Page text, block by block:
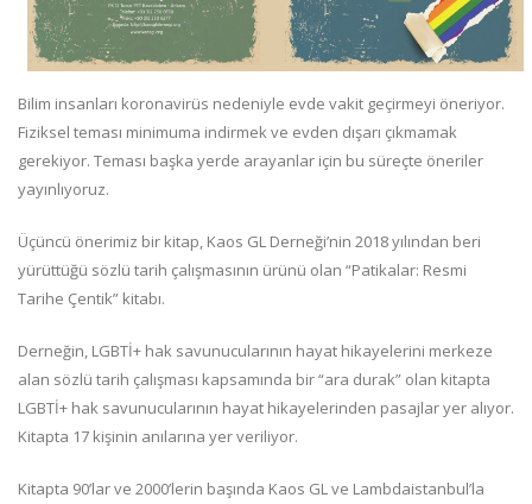
Bilim insanları koronavirüs nedeniyle evde vakit geçirmeyi öneriyor.
Fiziksel teması minimuma indirmek ve evden dışarı çıkmamak
gerekiyor. Teması başka yerde arayanlar için bu süreçte öneriler
yayınlıyoruz.
Üçüncü önerimiz bir kitap, Kaos GL Derneği’nin 2018 yılından beri
yürüttüğü sözlü tarih çalışmasının ürünü olan “Patikalar: Resmi
Tarihe Çentik” kitabı.
Derneğin, LGBTİ+ hak savunucularının hayat hikayelerini merkeze
alan sözlü tarih çalışması kapsamında bir “ara durak” olan kitapta
LGBTİ+ hak savunucularının hayat hikayelerinden pasajlar yer alıyor.
Kitapta 17 kişinin anılarına yer veriliyor.
Kitapta 90’lar ve 2000’lerin başında Kaos GL ve Lambdaistanbul’la